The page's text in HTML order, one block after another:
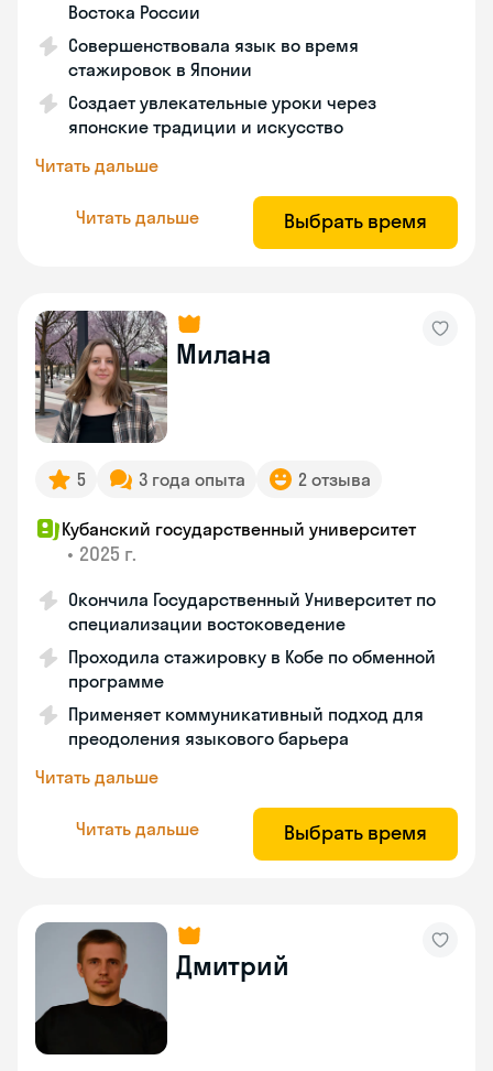
Востока России
Совершенствовала язык во время
стажировок в Японии
Создает увлекательные уроки через
японские традиции и искусство
Читать дальше
Читать дальше Выбрать время
Милана
5 3 года опыта 2 отзыва
Кубанский государственный университет
• 2025 г.
Окончила Государственный Университет по
специализации востоковедение
Проходила стажировку в Кобе по обменной
программе
Применяет коммуникативный подход для
преодоления языкового барьера
Читать дальше
Читать дальше Выбрать время
Дмитрий